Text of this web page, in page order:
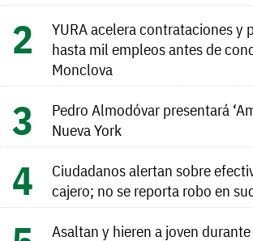
YURA acelera contrataciones y
hasta mil empleos antes de
Monclova
Pedro Almodóvar presentará
Nueva York
Ciudadanos alertan sobre
cajero; no se reporta robo en
Asaltan y hieren a joven